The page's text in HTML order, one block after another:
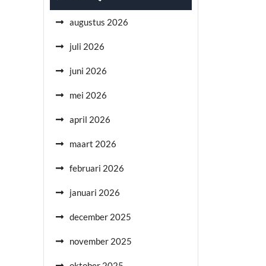
augustus 2026
juli 2026
juni 2026
mei 2026
april 2026
maart 2026
februari 2026
januari 2026
december 2025
november 2025